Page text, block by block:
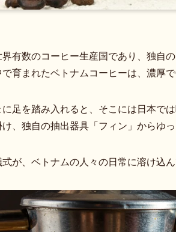
有数のコーヒー生産国であり、独自
育まれたベトナムコーヒーは、濃厚
足を踏み入れると、そこには日本で
、独自の抽出器具「フィン」からゆ
が、ベトナムの人々の日常に溶け込ん